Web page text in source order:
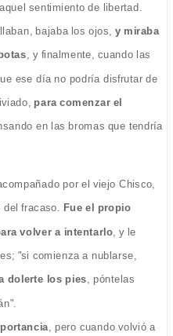
sentimiento de libertad.
bajaba los ojos, y miraba
, y finalmente, cuando las
ese día no podría disfrutar de
para comenzar el
en las bromas que tendría
por el viejo Chisco,
fracaso. Fue el propio
volver a intentarlo , y le
"si comienza a nublarse,
dolerte los pies , póntelas
, pero cuando volvió a